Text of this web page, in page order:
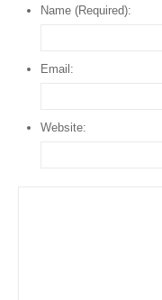
Name (Required):
Email:
Website: